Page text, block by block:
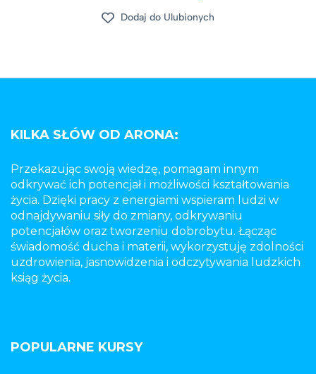
Dodaj do Ulubionych
KILKA SŁÓW OD ARONA:
Przekazując swoją wiedzę, pomagam innym
odkrywać ich potencjał i możliwości kształtowania
życia. Dzięki pracy z energiami wspieram ludzi w
odnajdywaniu siły do zmiany, odkrywaniu
potencjałów oraz tworzeniu dobrobytu. Łącząc
świadomość ducha i materii, wykorzystuję zdolności
uzdrowienia, jasnowidzenia i odczytywania ludzkich
ksiąg życia.
POPULARNE KURSY